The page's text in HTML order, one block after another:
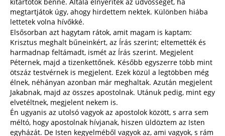
megtartjátok úgy, ahogy hirdettem nektek. Különben hiába
lettetek volna hívőkké.
Elsősorban azt hagytam rátok, amit magam is kaptam:
Krisztus meghalt bűneinkért, az Írás szerint; eltemették és
harmadnap feltámadt, ismét az Írás szerint. Megjelent
Péternek, majd a tizenkettőnek. Később egyszerre több mint
ötszáz testvérnek is megjelent. Ezek közül a legtöbben még
élnek, néhányan azonban már meghaltak. Azután megjelent
Jakabnak, majd az összes apostolnak. Utánuk pedig, mint egy
elvetéltnek, megjelent nekem is.
Én ugyanis az utolsó vagyok az apostolok között, s arra sem
méltó, hogy apostolnak hívjanak, hiszen üldöztem az Isten
egyházát. De Isten kegyelméből vagyok az, ami vagyok, s rám